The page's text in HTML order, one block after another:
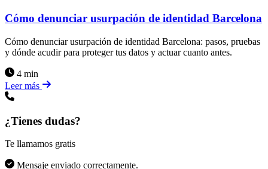
Cómo denunciar usurpación de identidad Barcelona
Cómo denunciar usurpación de identidad Barcelona: pasos, pruebas
y dónde acudir para proteger tus datos y actuar cuanto antes.
4 min
Leer más
¿Tienes dudas?
Te llamamos gratis
Mensaje enviado correctamente.